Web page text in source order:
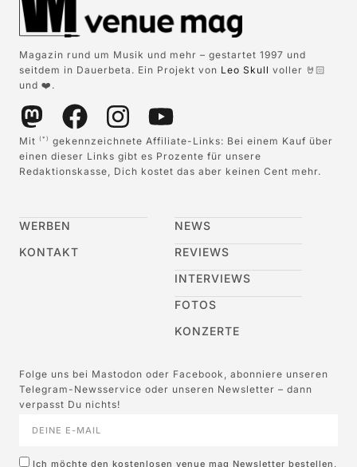
Magazin rund um Musik und mehr – gestartet 1997 und
seitdem in Dauerbeta. Ein Projekt von Leo Skull voller 🤘🏻
und ❤️.
Mit (*)
gekennzeichnete Affiliate-Links: Bei einem Kauf über
einen dieser Links gibt es Prozente für unsere
Redaktionskasse, Dich kostet das aber keinen Cent mehr.
WERBEN
KONTAKT
NEWS
REVIEWS
INTERVIEWS
FOTOS
KONZERTE
Folge uns bei Mastodon oder Facebook, abonniere unseren
Telegram-Newsservice oder unseren Newsletter – dann
verpasst Du nichts!
Ich möchte den kostenlosen venue mag Newsletter bestellen,